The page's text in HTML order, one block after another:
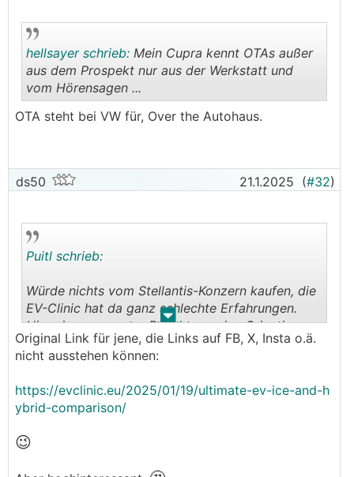
..
hellsayer schrieb: Mein Cupra kennt OTAs außer
aus dem Prospekt nur aus der Werkstatt und
vom Hörensagen ...
OTA steht bei VW für, Over the Autohaus.
ds50 21.1.2025 (#32)
. .
Puitl schrieb:
Würde nichts vom Stellantis-Konzern kaufen, die
EV-Clinic hat da ganz schlechte Erfahrungen.
Hier ein neuer guter Bericht um eine Orientierung
zu haben:
https://www.facebook.com/share/p/1E7L2Hs4V
Original Link für jene, die Links auf FB, X, Insta o.ä.
nicht ausstehen können:
https://evclinic.eu/2025/01/19/ultimate-ev-ice-and-h
ybrid-comparison/
😉